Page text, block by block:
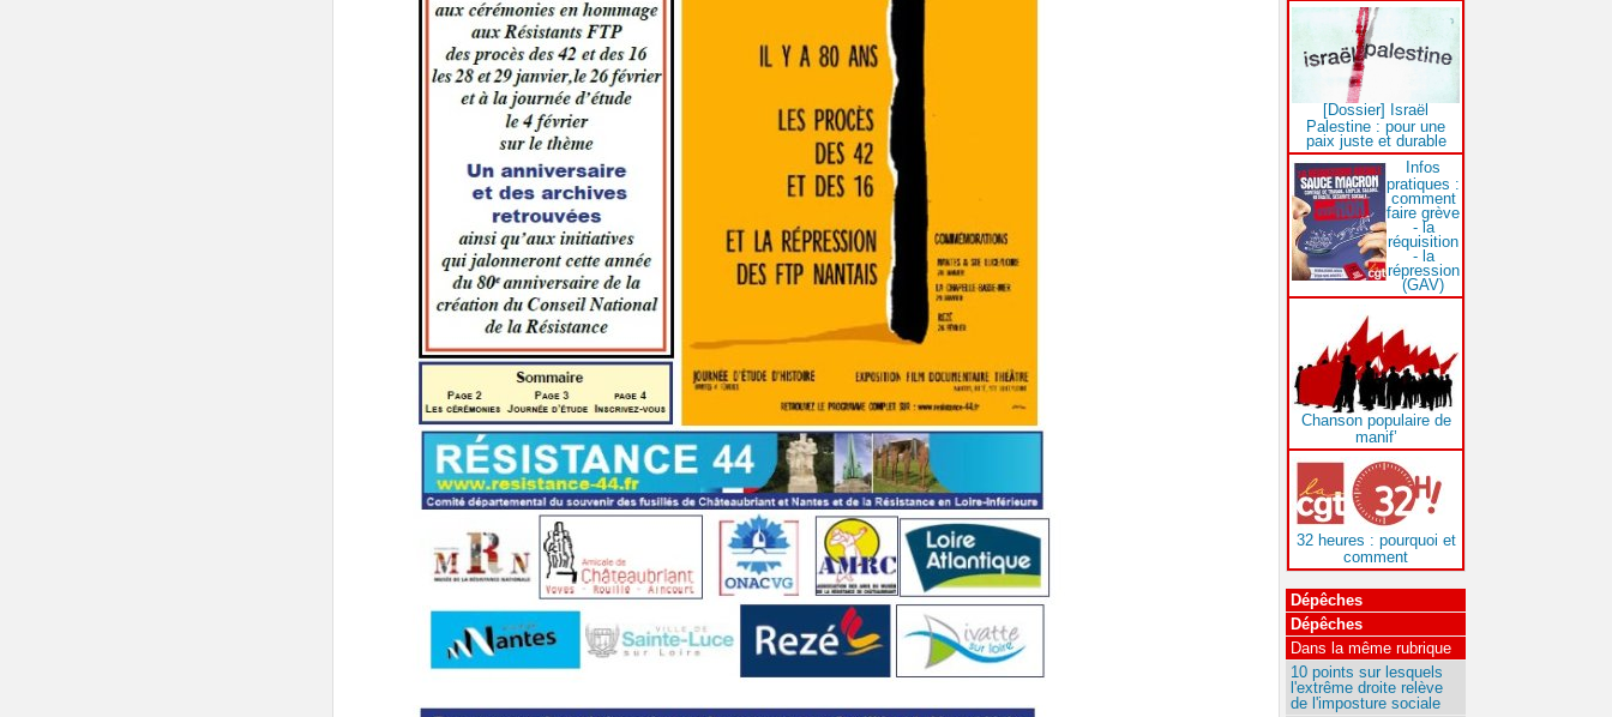
[Dossier] Israël
Palestine : pour une
paix juste et durable
Infos
pratiques :
comment
faire grève
- la
réquisition
- la
répression
(GAV)
Chanson populaire de
manif’
32 heures : pourquoi et
comment
Dépêches
Dépêches
Dans la même rubrique
10 points sur lesquels
l'extrême droite relève
de l'imposture sociale